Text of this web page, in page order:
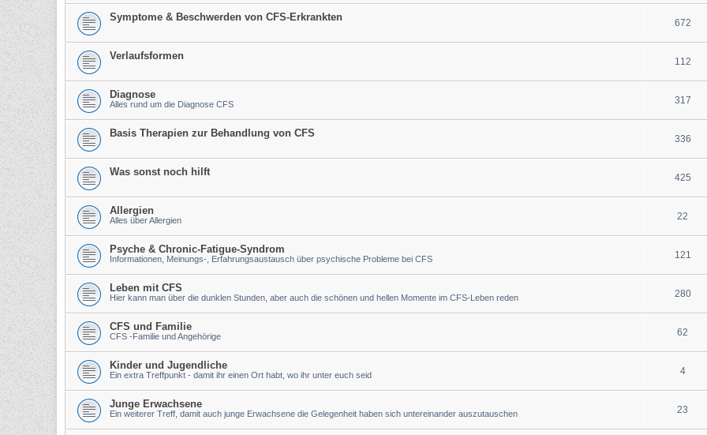
Symptome & Beschwerden von CFS-Erkrankten 672
Verlaufsformen 112
Diagnose
Alles rund um die Diagnose CFS 317
Basis Therapien zur Behandlung von CFS 336
Was sonst noch hilft 425
Allergien
Alles über Allergien 22
Psyche & Chronic-Fatigue-Syndrom
Informationen, Meinungs-, Erfahrungsaustausch über psychische Probleme bei CFS 121
Leben mit CFS
Hier kann man über die dunklen Stunden, aber auch die schönen und hellen Momente im CFS-Leben reden 280
CFS und Familie
CFS -Familie und Angehörige 62
Kinder und Jugendliche
Ein extra Treffpunkt - damit ihr einen Ort habt, wo ihr unter euch seid 4
Junge Erwachsene
Ein weiterer Treff, damit auch junge Erwachsene die Gelegenheit haben sich untereinander auszutauschen 23